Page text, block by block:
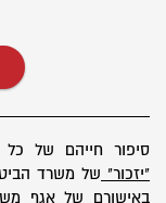
סיפור חייהם של
"יזכור" של משרד
באישורם של אגף